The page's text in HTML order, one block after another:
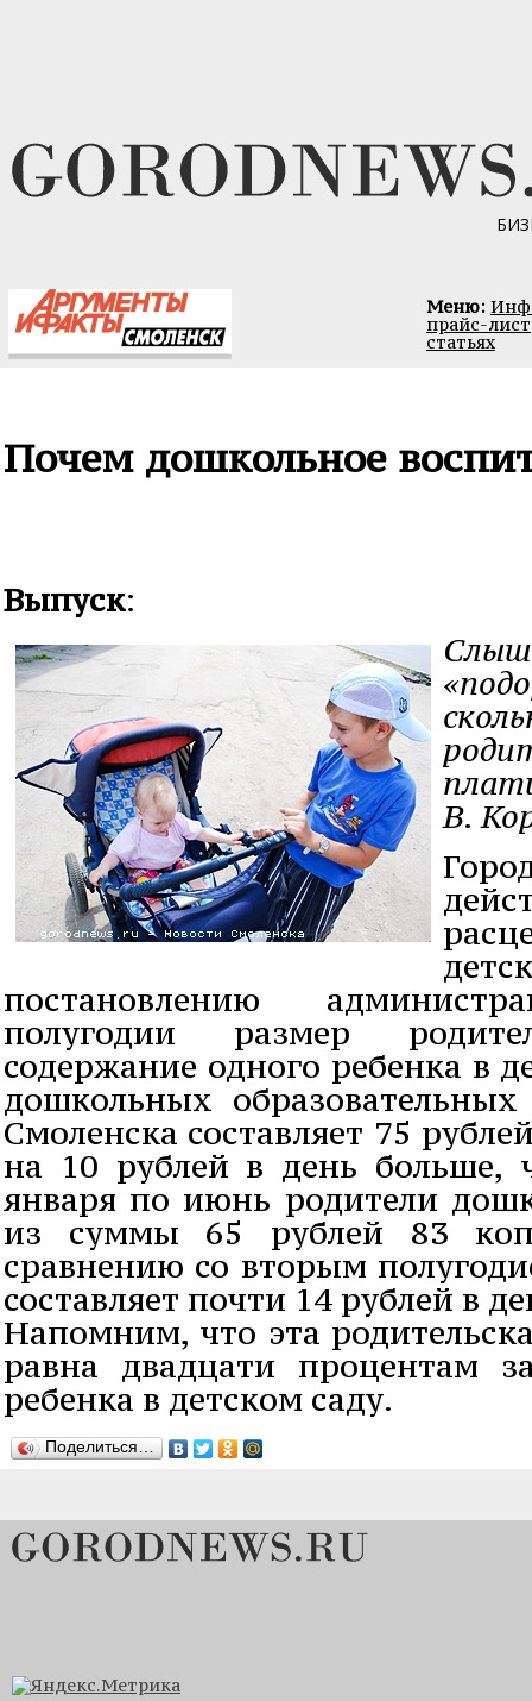
Меню:
прайс-лист
статьях
Почем дошкольное
Выпуск:
В.
постановлению
полугодии размер
содержание одного ребенка в
дошкольных
Смоленска составляет 75
на 10 рублей в день больше,
января по июнь родители
из суммы 65 рублей 83
сравнению со вторым
составляет почти 14 рублей в
Напомним, что эта
равна двадцати процентам
ребенка в детском саду.
Поделиться…